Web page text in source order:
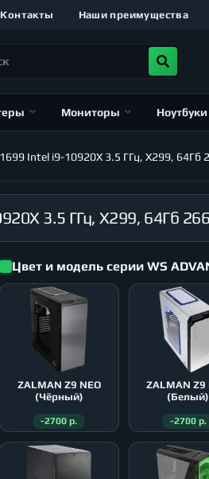
Контакты Наши преимущества
Мониторы Ноутбуки
Intel i9-10920X 3.5 ГГц, X299,
Цвет и модель серии WS
ZALMAN Z9 NEO
(Чёрный)
-2700 р.
ZALMAN Z9
(Белый)
-2700 р.